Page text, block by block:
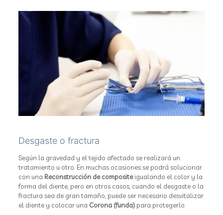
Desgaste o fractura
Según la gravedad y el tejido afectado se realizará un
tratamiento u otro. En muchas ocasiones se podrá solucionar
con una Reconstrucción de compositeigualando el color y la
forma del diente, pero en otros casos, cuando el desgaste o la
fractura sea de gran tamaño, puede ser necesario desvitalizar
el diente y colocar una Corona (funda) para protegerlo.